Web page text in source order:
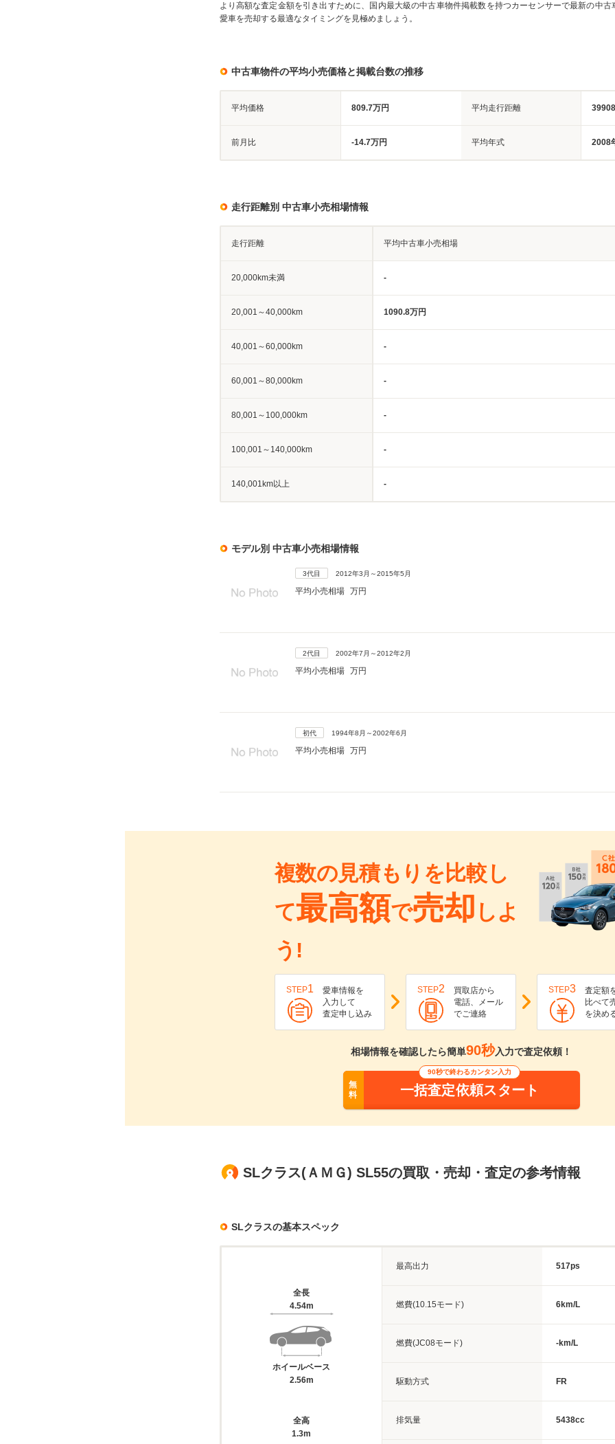
より高額な査定金額を引き出すために、国内最大級の中古車物件掲載数を持つカーセンサーで最新の中古
愛車を売却する最適なタイミングを見極めましょう。
中古車物件の平均小売価格と掲載台数の推移
平均価格 809.7万円 平均走行距離
前月比 -14.7万円 平均年式 2008
走行距離別 中古車小売相場情報
走行距離 平均中古車小売相場
20,000km未満 -
20,001～40,000km 1090.8万円
40,001～60,000km -
60,001～80,000km -
80,001～100,000km -
100,001～140,000km -
140,001km以上 -
モデル別 中古車小売相場情報
3代目 2012年3月～2015年5月
平均小売相場 万円
2代目 2002年7月～2012年2月
平均小売相場 万円
初代 1994年8月～2002年6月
平均小売相場 万円
複数の見積もりを比較し
て最高額で売却 しよ
う!
STEP1
愛車情報を
入力して
査定申し込み
STEP2
買取店から
電話、メール
でご連絡
STEP3
査定額
比べて
を決め
相場情報を確認したら簡単90秒入力で査定依頼！
無
料
90秒で終わるカンタン入力
一括査定依頼スタート
SLクラス(ＡＭＧ) SL55の買取・売却・査定の参考情報
SLクラスの基本スペック
全長
4.54m
ホイールベース
2.56m
全高
1.3m
最高出力 517ps
燃費(10.15モード) 6km/L
燃費(JC08モード) -km/L
駆動方式 FR
排気量 5438cc